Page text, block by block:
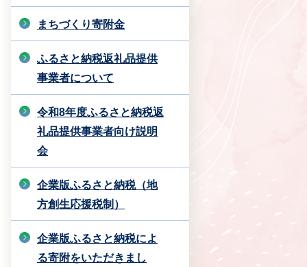
まちづくり寄附金
ふるさと納税返礼品提供
事業者について
令和8年度ふるさと納税返
礼品提供事業者向け説明
会
企業版ふるさと納税（地
方創生応援税制）
企業版ふるさと納税によ
る寄附をいただきまし